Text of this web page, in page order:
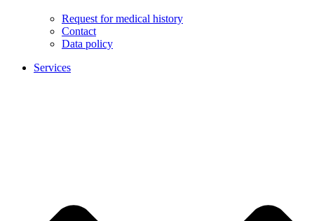
Request for medical history
Contact
Data policy
Services